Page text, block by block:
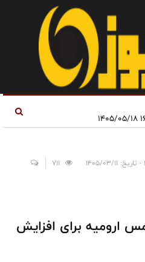
ارومیه برای افزایش